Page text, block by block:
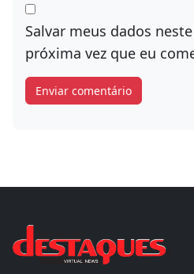
Salvar meus dados
próxima vez que eu